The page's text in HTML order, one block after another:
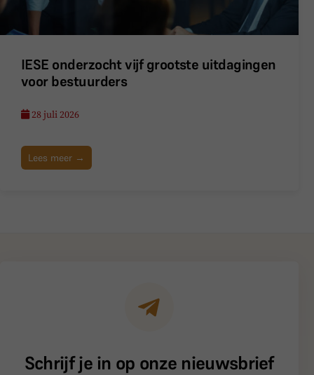
IESE onderzocht vijf grootste uitdagingen
voor bestuurders
28 juli 2026
Lees meer →
Schrijf je in op onze nieuwsbrief